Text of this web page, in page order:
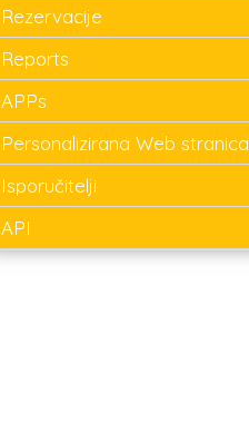
Rezervacije
Reports
APPs
Personalizirana Web stranica
Isporučitelji
API